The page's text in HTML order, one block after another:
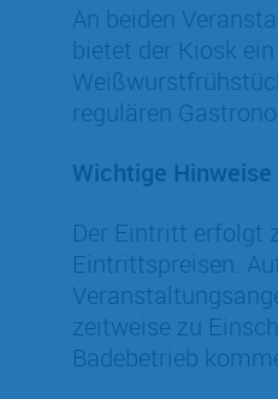
An beiden
bietet der Kiosk ein
regulären
Wichtige Hinweise
Der Eintritt erfolgt
Eintrittspreisen.
zeitweise zu
Badebetrieb